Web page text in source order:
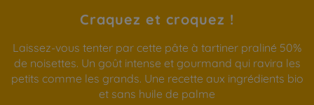
Craquez et croquez !
Laissez-vous tenter par cette pâte à tartiner praliné 50%
de noisettes. Un goût intense et gourmand qui ravira les
petits comme les grands. Une recette aux ingrédients bio
et sans huile de palme